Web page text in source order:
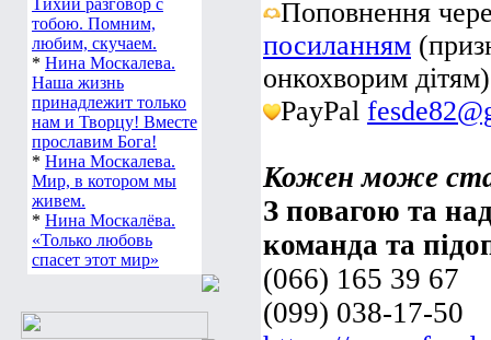
Тихий разговор с
тобою. Помним,
любим, скучаем.
* Нина Москалева.
Наша жизнь
принадлежит только
нам и Творцу! Вместе
прославим Бога!
* Нина Москалева.
Мир, в котором мы
живем.
* Нина Москалёва.
«Только любовь
спасет этот мир»
Поповнення
посиланням
онкохворим дітям)
PayPal
Кожен може
З повагою та
команда та
(066) 165 39 67
(099) 038-17-50